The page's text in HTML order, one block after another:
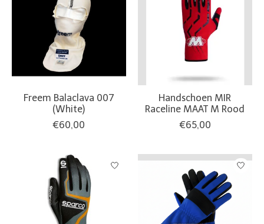
Freem Balaclava 007
(White)
€60,00
Handschoen MIR
Raceline MAAT M Rood
€65,00